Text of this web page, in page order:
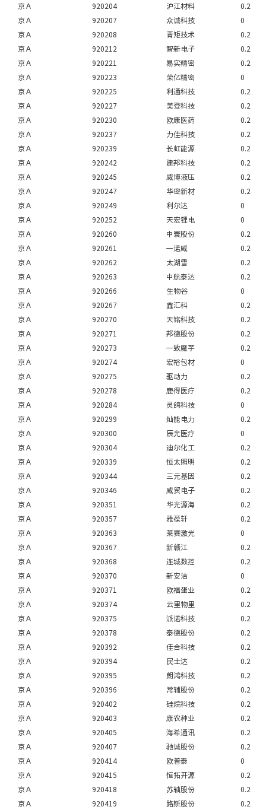
京Ａ
920204 沪江材料
0.2
京Ａ
920207 众诚科技
0
京Ａ
920208 青矩技术
0.2
京Ａ
920212 智新电子
0.2
京Ａ
920221 易实精密
0.2
京Ａ
920223 荣亿精密
0
京Ａ
920225 利通科技
0.2
京Ａ
920227 美登科技
0.2
京Ａ
920230 欧康医药
0.2
京Ａ
920237 力佳科技
0.2
京Ａ
920239 长虹能源
0.2
京Ａ
920242 建邦科技
0.2
京Ａ
920245 威博液压
0.2
京Ａ
920247 华密新材
0.2
京Ａ
920249 利尔达
0
京Ａ
920252 天宏锂电
0
京Ａ
920260 中寰股份
0.2
京Ａ
920261 一诺威
0.2
京Ａ
920262 太湖雪
0.2
京Ａ
920263 中航泰达
0.2
京Ａ
920266 生物谷
0
京Ａ
920267 鑫汇科
0.2
京Ａ
920270 天铭科技
0.2
京Ａ
920271 邦德股份
0.2
京Ａ
920273 一致魔芋
0.2
京Ａ
920274 宏裕包材
0
京Ａ
920275 驱动力
0.2
京Ａ
920278 鹿得医疗
0.2
京Ａ
920284 灵鸽科技
0
京Ａ
920299 灿能电力
0.2
京Ａ
920300 辰光医疗
0
京Ａ
920304 迪尔化工
0.2
京Ａ
920339 恒太照明
0.2
京Ａ
920344 三元基因
0.2
京Ａ
920346 威贸电子
0.2
京Ａ
920351 华光源海
0.2
京Ａ
920357 雅葆轩
0.2
京Ａ
920363 莱赛激光
0
京Ａ
920367 新赣江
0.2
京Ａ
920368 连城数控
0.2
京Ａ
920370 新安洁
0
京Ａ
920371 欧福蛋业
0.2
京Ａ
920374 云里物里
0.2
京Ａ
920375 派诺科技
0.2
京Ａ
920378 泰德股份
0.2
京Ａ
920392 佳合科技
0.2
京Ａ
920394 民士达
0.2
京Ａ
920395 朗鸿科技
0.2
京Ａ
920396 常辅股份
0.2
京Ａ
920402 硅烷科技
0.2
京Ａ
920403 康农种业
0.2
京Ａ
920405 海希通讯
0.2
京Ａ
920407 驰诚股份
0.2
京Ａ
920414 欧普泰
0
京Ａ
920415 恒拓开源
0.2
京Ａ
920418 苏轴股份
0.2
京Ａ
920419 路斯股份 0.2